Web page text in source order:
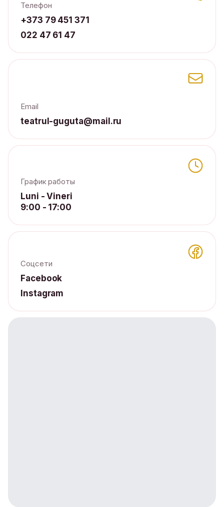
Телефон
+373 79 451 371
022 47 61 47
Email
teatrul-guguta@mail.ru
График работы
Luni - Vineri
9:00 - 17:00
Соцсети
Facebook
Instagram